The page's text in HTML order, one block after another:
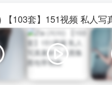
【103套】151视频 私人写